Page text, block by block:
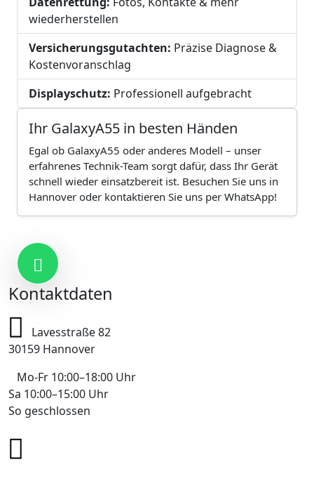
wiederherstellen
Versicherungsgutachten: Präzise Diagnose &
Kostenvoranschlag
Displayschutz: Professionell aufgebracht
Ihr GalaxyA55 in besten Händen
Egal ob GalaxyA55 oder anderes Modell – unser
erfahrenes Technik-Team sorgt dafür, dass Ihr Gerät
schnell wieder einsatzbereit ist. Besuchen Sie uns in
Hannover oder kontaktieren Sie uns per WhatsApp!
Kontakt
Kontaktdaten
Lavesstraße 82
30159 Hannover
Mo-Fr 10:00–18:00 Uhr
Sa 10:00–15:00 Uhr
So geschlossen